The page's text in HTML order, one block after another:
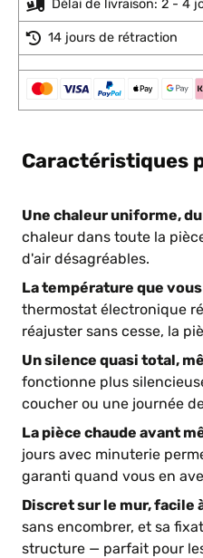
Délai de livraison: 2 - 4
14 jours de rétraction
Caractéristiques
Une chaleur uniforme,
chaleur dans toute la
d'air désagréables.
La température que
thermostat électronique
réajuster sans cesse, la
Un silence quasi total,
fonctionne plus
coucher ou une journée
La pièce chaude avant
jours avec minuterie
garanti quand vous en
Discret sur le mur, facile
sans encombrer, et sa
structure — parfait pour